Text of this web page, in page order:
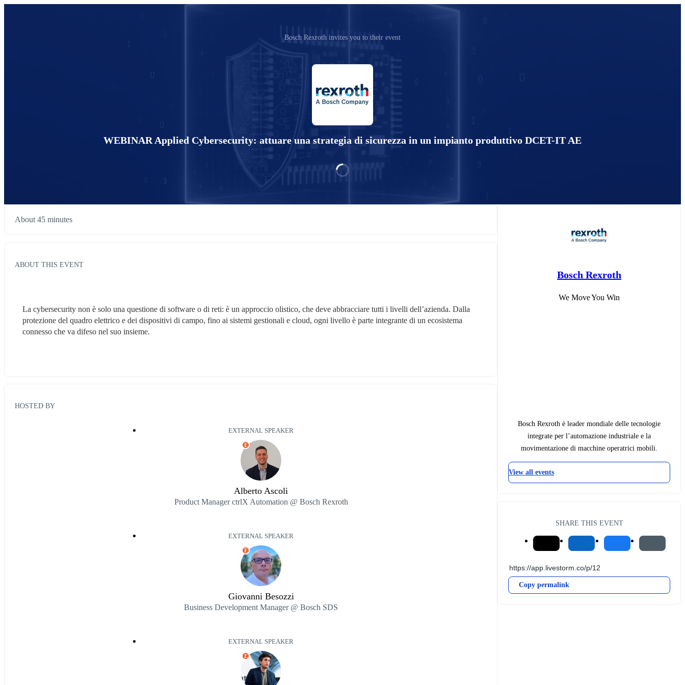
Bosch Rexroth invites you to their event
WEBINAR Applied Cybersecurity: attuare una strategia di sicurezza in un impianto produttivo DCET-IT AE
About 45 minutes
ABOUT THIS EVENT
La cybersecurity non è solo una questione di software o di reti: è un approccio olistico, che deve abbracciare tutti i livelli dell’azienda. Dalla
protezione del quadro elettrico e dei dispositivi di campo, fino ai sistemi gestionali e cloud, ogni livello è parte integrante di un ecosistema
connesso che va difeso nel suo insieme.
HOSTED BY
EXTERNAL SPEAKER
E
Alberto Ascoli
Product Manager ctrlX Automation @ Bosch Rexroth
EXTERNAL SPEAKER
E
Giovanni Besozzi
Business Development Manager @ Bosch SDS
EXTERNAL SPEAKER
E
Bosch Rexroth
We Move You Win
Bosch Rexroth è leader mondiale delle tecnologie
integrate per l’automazione industriale e la
movimentazione di macchine operatrici mobili.
View all events
SHARE THIS EVENT
Copy permalink